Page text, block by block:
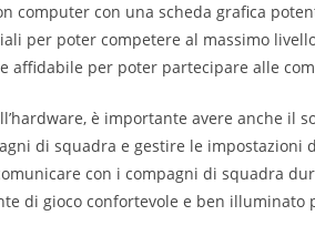
computer con una scheda grafica
per poter competere al massimo
affidabile per poter partecipare alle
è importante avere anche il
di squadra e gestire le impostazioni
con i compagni di squadra
di gioco confortevole e ben